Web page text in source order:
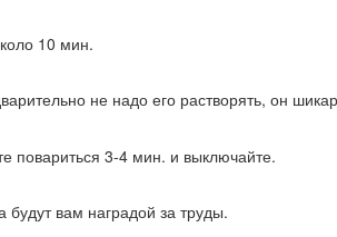
10 мин.
не надо его растворять, он
повариться 3-4 мин. и выключайте.
вам наградой за труды.